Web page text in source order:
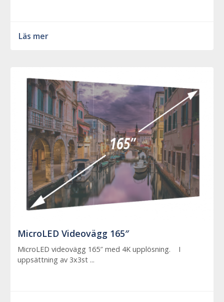
Läs mer
MicroLED Videovägg 165″
MicroLED videovägg 165″ med 4K upplösning. I
uppsättning av 3x3st ...